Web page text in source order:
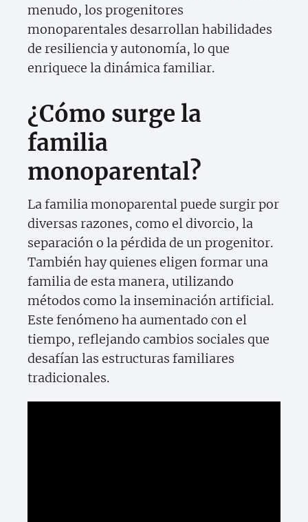
menudo, los progenitores
monoparentales desarrollan habilidades
de resiliencia y autonomía, lo que
enriquece la dinámica familiar.
¿Cómo surge la
familia
monoparental?
La familia monoparental puede surgir por
diversas razones, como el divorcio, la
separación o la pérdida de un progenitor.
También hay quienes eligen formar una
familia de esta manera, utilizando
métodos como la inseminación artificial.
Este fenómeno ha aumentado con el
tiempo, reflejando cambios sociales que
desafían las estructuras familiares
tradicionales.